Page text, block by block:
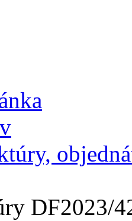
DF2023/